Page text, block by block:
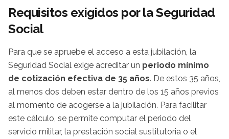
Requisitos exigidos por la Seguridad
Social
Para que se apruebe el acceso a esta jubilación, la
Seguridad Social exige acreditar un periodo mínimo
de cotización efectiva de 35 años. De estos 35 años,
al menos dos deben estar dentro de los 15 años previos
al momento de acogerse a la jubilación. Para facilitar
este cálculo, se permite computar el periodo del
servicio militar, la prestación social sustitutoria o el